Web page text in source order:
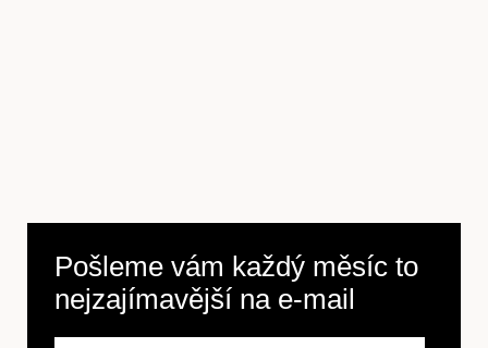
Pošleme vám každý měsíc to
nejzajímavější na e-mail